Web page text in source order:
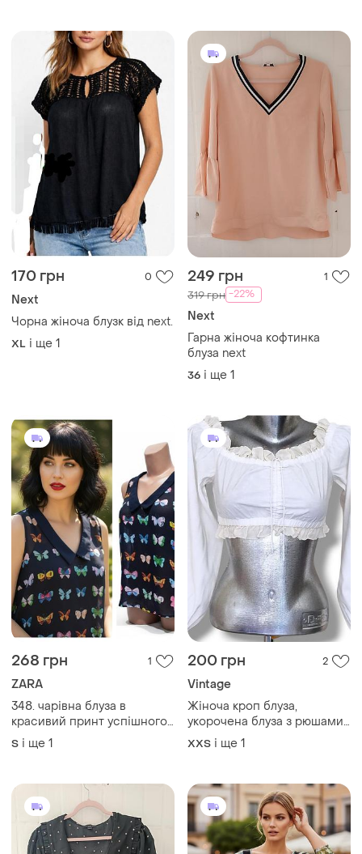
170 грн 0
Next
Чорна жіноча блузк від next.
XL і ще 1
249 грн 1
319 грн -22%
Next
Гарна жіноча кофтинка
блуза next
36 і ще 1
268 грн 1
ZARA
348. чарівна блуза в
красивий принт успішного
іспанського бренду zara
S і ще 1
200 грн 2
Vintage
Жіноча кроп блуза,
укорочена блуза з рюшами,
вінтажний кроп топ
баварський
XХS і ще 1